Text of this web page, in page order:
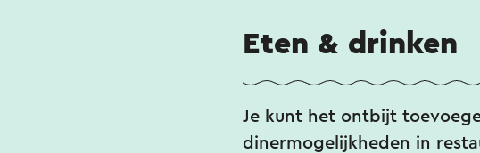
Eten & drinken
Je kunt het ontbijt
dinermogelijkheden in